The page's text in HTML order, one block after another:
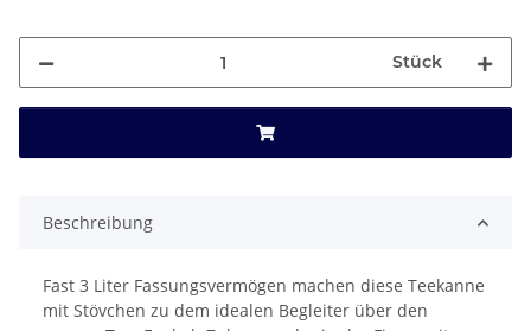
Stück
Beschreibung
Fast 3 Liter Fassungsvermögen machen diese Teekanne
mit Stövchen zu dem idealen Begleiter über den